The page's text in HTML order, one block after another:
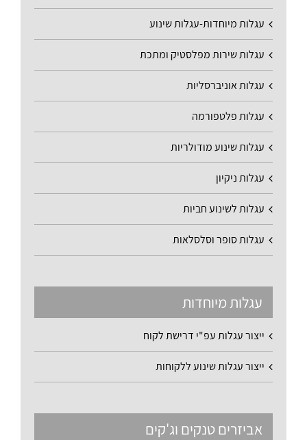
עגלות מיוחדות-עגלות שינוע
עגלות שירות מפלסטיק ומתכת
עגלות אוניברסליות
עגלות פלטפורמה
עגלות שינוע מודולריות
עגלות ניקיון
עגלות לשינוע חביות
עגלות סופר וסלסלאות
עגלות מיוחדות
ייצור עגלות עפ"י דרישת לקוח
ייצור עגלות שינוע ללקוחות
אביזרים טנקים וג'קים